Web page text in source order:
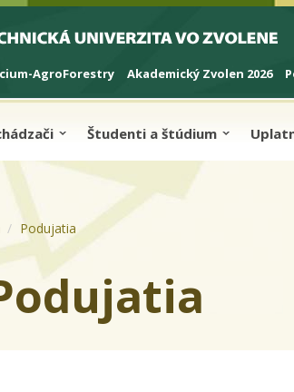
AgroForestry Akademický Zvolen 2026
Študenti a štúdium
Podujatia